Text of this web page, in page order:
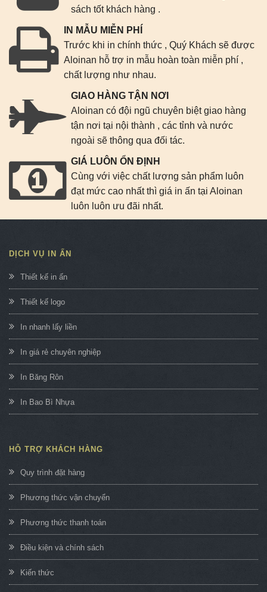
sách tốt khách hàng .
IN MẪU MIỄN PHÍ
Trước khi in chính thức , Quý Khách sẽ được
Aloinan hỗ trợ in mẫu hoàn toàn miễn phí ,
chất lượng như nhau.
GIAO HÀNG TẬN NƠI
Aloinan có đội ngũ chuyên biệt giao hàng
tận nơi tại nội thành , các tỉnh và nước
ngoài sẽ thông qua đối tác.
GIÁ LUÔN ỔN ĐỊNH
Cùng với việc chất lượng sản phẩm luôn
đạt mức cao nhất thì giá in ấn tại Aloinan
luôn luôn ưu đãi nhất.
DỊCH VỤ IN ẤN
Thiết kế in ấn
Thiết kế logo
In nhanh lấy liền
In giá rẻ chuyên nghiệp
In Băng Rôn
In Bao Bì Nhựa
HỖ TRỢ KHÁCH HÀNG
Quy trình đặt hàng
Phương thức vận chuyển
Phương thức thanh toán
Điều kiện và chính sách
Kiến thức